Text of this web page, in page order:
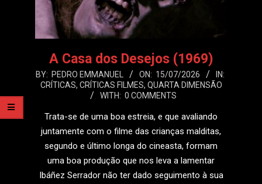
A Casa dos Desejos (1969)
2026-
07-
BY: PEDRO EMMANUEL ON: 15/07/2026
IN:
CRÍTICAS, CRÍTICAS FILMES, QUARTA DIMENSÃO
WITH: 0 COMMENTS
Trata-se de uma boa estreia, e que avaliando
juntamente com o filme das crianças malditas,
segundo e último longa do cineasta, formam
uma boa produção que nos leva a lamentar
Ibáñez Serrador não ter dado seguimento à sua